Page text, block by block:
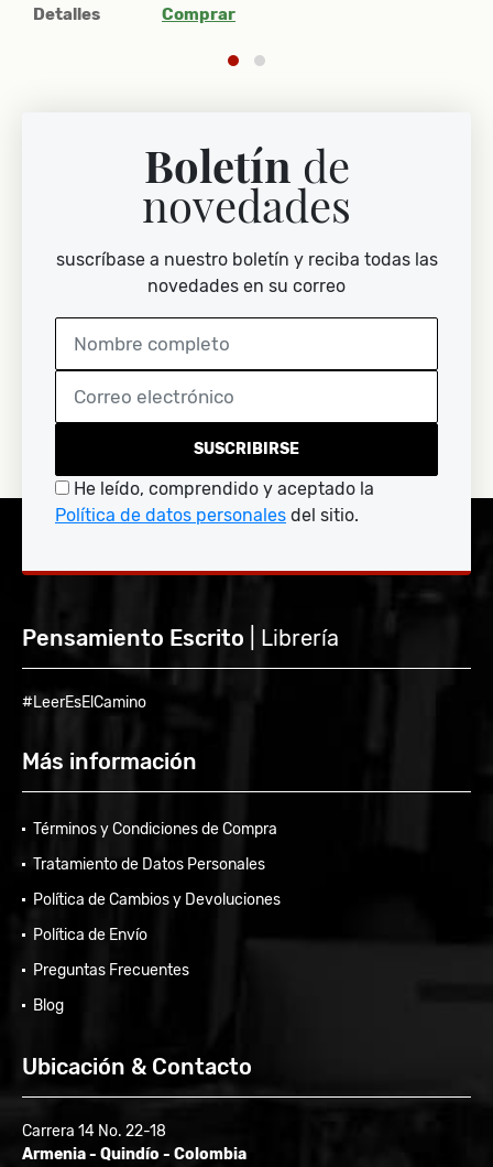
Detalles Comprar
Boletín de
novedades
suscríbase a nuestro boletín y reciba todas las
novedades en su correo
SUSCRIBIRSE
He leído, comprendido y aceptado la
Política de datos personales del sitio.
Pensamiento Escrito | Librería
#LeerEsElCamino
Más información
Términos y Condiciones de Compra
Tratamiento de Datos Personales
Política de Cambios y Devoluciones
Política de Envío
Preguntas Frecuentes
Blog
Ubicación & Contacto
Carrera 14 No. 22-18
Armenia - Quindío - Colombia